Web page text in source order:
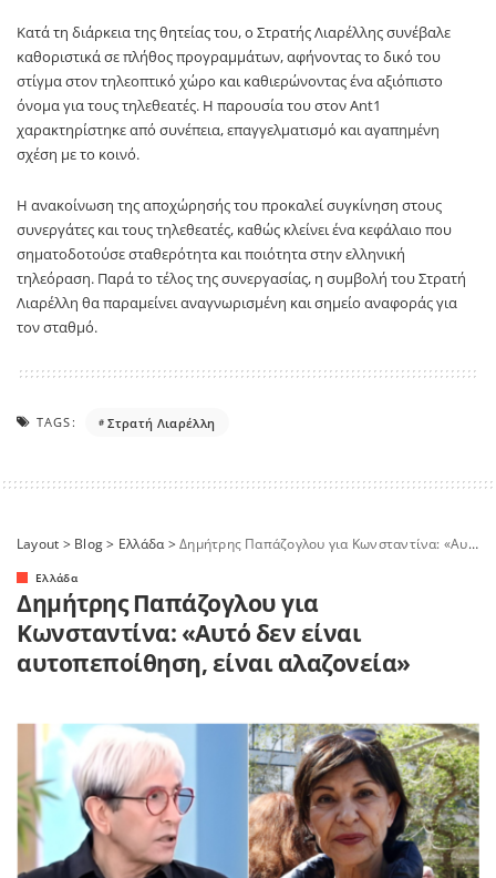
Κατά τη διάρκεια της θητείας του, ο Στρατής Λιαρέλλης συνέβαλε
καθοριστικά σε πλήθος προγραμμάτων, αφήνοντας το δικό του
στίγμα στον τηλεοπτικό χώρο και καθιερώνοντας ένα αξιόπιστο
όνομα για τους τηλεθεατές. Η παρουσία του στον Ant1
χαρακτηρίστηκε από συνέπεια, επαγγελματισμό και αγαπημένη
σχέση με το κοινό.
Η ανακοίνωση της αποχώρησής του προκαλεί συγκίνηση στους
συνεργάτες και τους τηλεθεατές, καθώς κλείνει ένα κεφάλαιο που
σηματοδοτούσε σταθερότητα και ποιότητα στην ελληνική
τηλεόραση. Παρά το τέλος της συνεργασίας, η συμβολή του Στρατή
Λιαρέλλη θα παραμείνει αναγνωρισμένη και σημείο αναφοράς για
τον σταθμό.
TAGS: Στρατή Λιαρέλλη
Layout > Blog> Ελλάδα>Δημήτρης Παπάζογλου για Κωνσταντίνα: «Αυτό δεν είναι αυτοπεποίθηση, είναι αλαζονεία»
Ελλάδα
Δημήτρης Παπάζογλου για
Κωνσταντίνα: «Αυτό δεν είναι
αυτοπεποίθηση, είναι αλαζονεία»